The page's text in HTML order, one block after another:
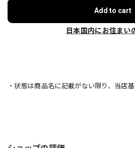
Add to cart
日本国内にお住まい
・状態は商品名に記載がない限り、当店